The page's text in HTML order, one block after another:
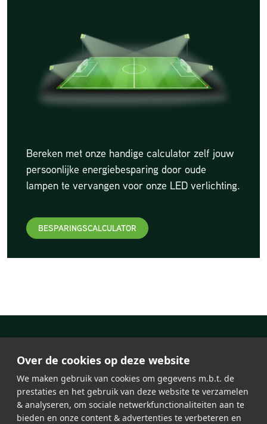
Over de cookies op deze website
We maken gebruik van cookies om gegevens m.b.t. de
prestaties en het gebruik van deze website te verzamelen
& analyseren, om sociale netwerkfunctionaliteiten aan te
bieden en onze content & advertenties te verbeteren en
Bereken met onze handige calculator zelf jouw
persoonlijke energiebesparing door oude
lampen te vervangen voor onze LED verlichting.
BESPARINGSCALCULATOR